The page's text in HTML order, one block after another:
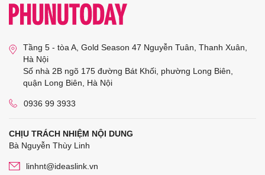
Tầng 5 - tòa A, Gold Season 47 Nguyễn Tuân, Thanh Xuân,
Hà Nội
Số nhà 2B ngõ 175 đường Bát Khối, phường Long Biên,
quận Long Biên, Hà Nội
0936 99 3933
CHỊU TRÁCH NHIỆM NỘI DUNG
Bà Nguyễn Thùy Linh
linhnt@ideaslink.vn